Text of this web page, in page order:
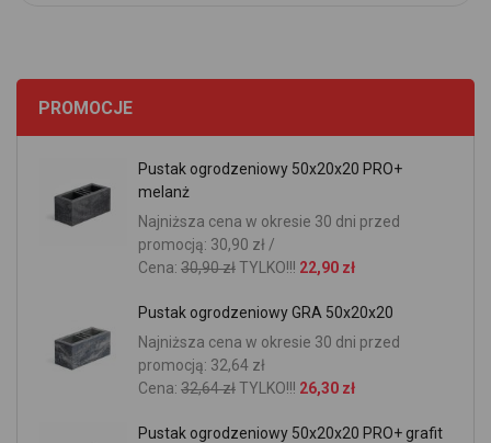
PROMOCJE
Pustak ogrodzeniowy 50x20x20 PRO+
melanż
Najniższa cena w okresie 30 dni przed
promocją: 30,90 zł /
Cena: 30,90 złTYLKO!!! 22,90 zł
Pustak ogrodzeniowy GRA 50x20x20
Najniższa cena w okresie 30 dni przed
promocją: 32,64 zł
Cena: 32,64 złTYLKO!!! 26,30 zł
Pustak ogrodzeniowy 50x20x20 PRO+ grafit